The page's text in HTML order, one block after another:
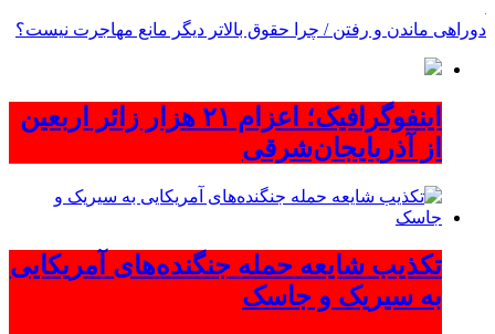
دوراهی ماندن و رفتن / چرا حقوق بالاتر دیگر مانع مهاجرت نیست؟
اینفوگرافیک؛ اعزام ۲۱ هزار زائر اربعین
از آذربایجان‌شرقی
تکذیب شایعه حمله جنگنده‌های آمریکایی
به سیریک و جاسک